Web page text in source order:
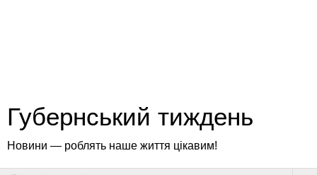
Губернський тиждень
Новини — роблять наше життя цікавим!